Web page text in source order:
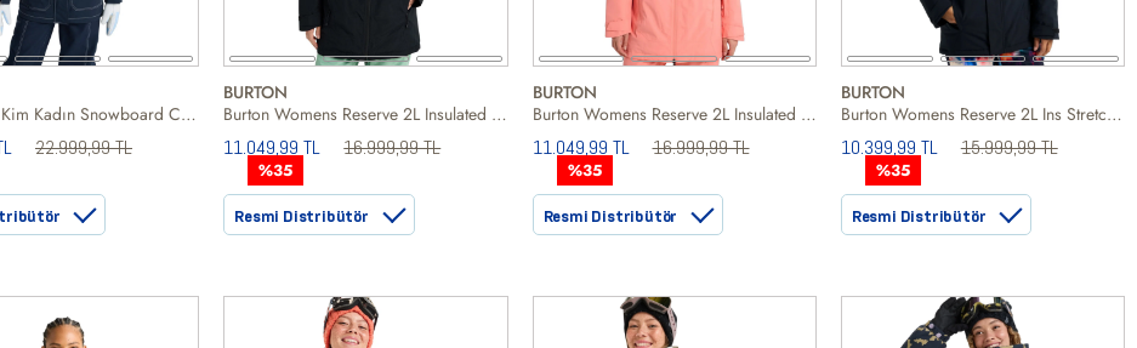
Roxy Chloe Kim Kadın Snowboard Ceketi
22.999,99 TL
BURTON
Burton Womens Reserve 2L Insulated Kadın Siyah Snowboard Ceketi
11.049,99 TL 16.999,99 TL
%35
Resmi Distribütör
BURTON
Burton Womens Reserve 2L Insulated Kadın Turuncu Snowboard Ceketi
11.049,99 TL 16.999,99 TL
%35
Resmi Distribütör
BURTON
Burton Womens Reserve 2L Ins Stretch Slim Kadın Siyah Snowboard Ceketi
10.399,99 TL 15.999,99 TL
%35
Resmi Distribütör